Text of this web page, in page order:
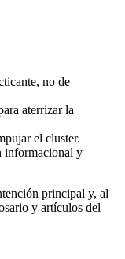
no de
aterrizar la
el cluster.
informacional y
principal y, al
y artículos del